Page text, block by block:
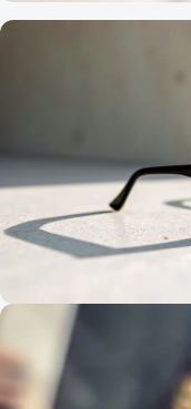
Investícia do
šatník, ktorý
MÓDA A ŠTÝL
Slnečné
alebo